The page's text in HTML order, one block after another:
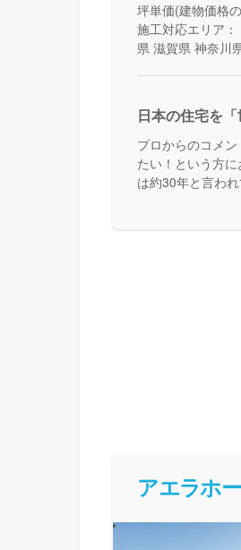
坪単価(建物価格
施工対応エリア：
県 滋賀県 神奈川
日本の住宅を
プロからのコメン
たい！という方
は約30年と言わ
アエラホ